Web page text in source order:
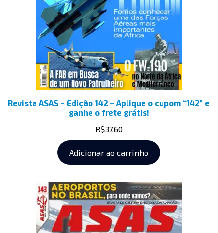
Revista ASAS – Edição 142 – Aplique o cupom “142” e
ganhe o frete grátis!
R$37.60
Adicionar ao carrinho